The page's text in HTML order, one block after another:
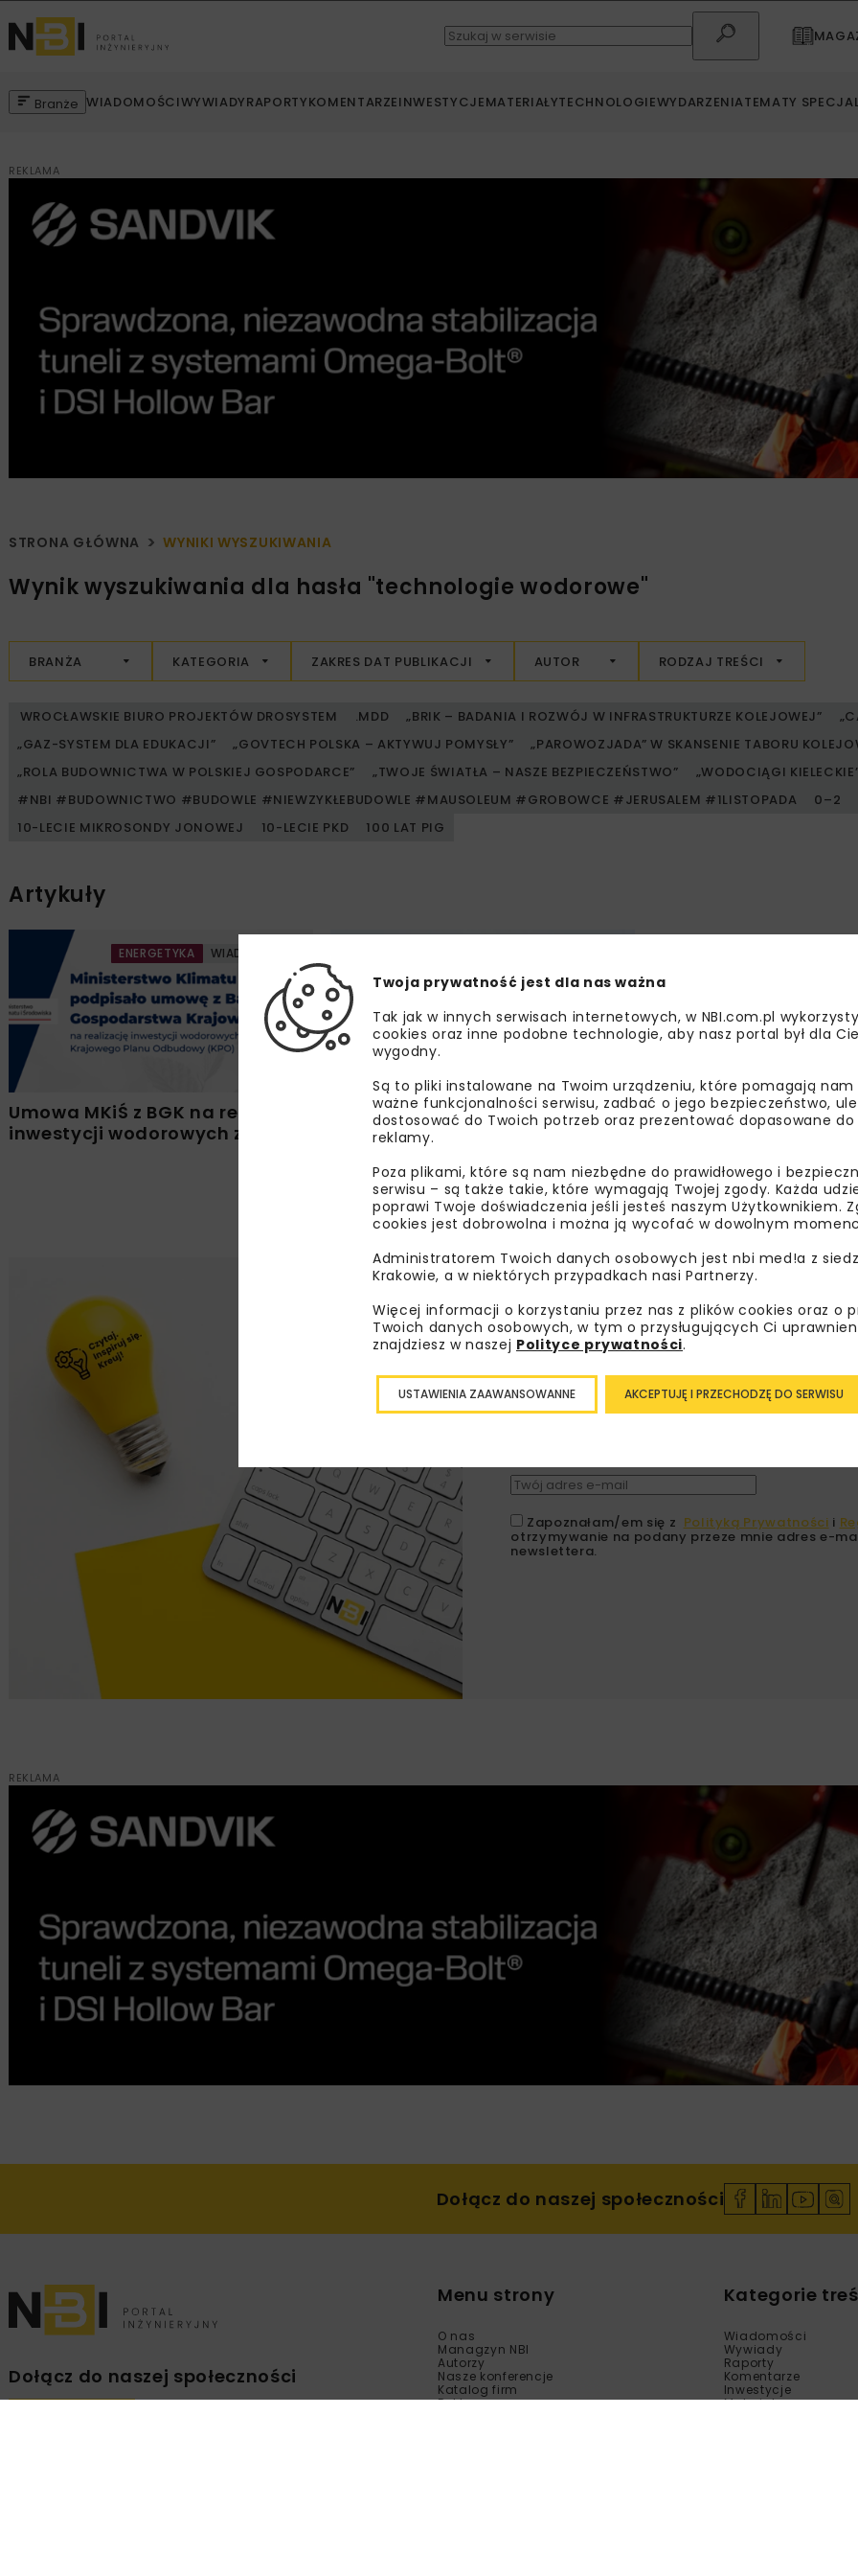
Branże WIADOMOŚCIWYWIADYRAPORTYKOMENTARZEINWESTYCJEMATERIAŁYTECHNOLOGIEWYDARZENIATEMATY
REKLAMA
STRONA GŁÓWNA WYNIKI WYSZUKIWANIA
Wynik wyszukiwania dla hasła "technologie wodorowe"
BRANŻA KATEGORIA ZAKRES DAT PUBLIKACJI AUTOR RODZAJ TREŚCI
WROCŁAWSKIE BIURO PROJEKTÓW DROSYSTEM .MDD „BRIK – BADANIA I ROZWÓJ W INFRASTRUKTURZE KOLEJOWEJ”
„GAZ-SYSTEM DLA EDUKACJI”
„GOVTECH POLSKA – AKTYWUJ POMYSŁY”
„PAROWOZJADA” W SKANSENIE TABORU
„ROLA BUDOWNICTWA W POLSKIEJ GOSPODARCE”
„TWOJE ŚWIATŁA – NASZE BEZPIECZEŃSTWO”
„WODOCIĄGI
#NBI #BUDOWNICTWO #BUDOWLE #NIEWZYKŁEBUDOWLE #MAUSOLEUM #GROBOWCE #JERUSALEM #1LISTOPADA
0–2
10-LECIE MIKROSONDY JONOWEJ
10-LECIE PKD 100 LAT PIG
Artykuły
ENERGETYKA WIADOMOŚCI
Umowa MKiŚ z BGK na realizację
inwestycji wodorowych z KPO
Słaba wiedza Polaków
o wodorze
Lubisz wiedzieć więcej?
Zapisz się do newslettera aby
branżowe, zaproszenia na wydarzenia,
Zapoznałam/em się z Polityką Prywatności i
otrzymywanie na podany przeze mnie adres e-
newslettera.
REKLAMA
Dołącz do naszej społeczności
Dołącz do naszej społeczności
Menu strony
O nas
Managzyn NBI
Autorzy
Nasze konferencje
Katalog firm
Reklama
Kategorie
Wiadomości
Wywiady
Raporty
Komentarze
Inwestycje
Materiały
Twoja prywatność jest dla nas ważna
Tak jak w innych serwisach internetowych, w NBI.com.pl
cookies oraz inne podobne technologie, aby nasz portal był dla
wygodny.
Są to pliki instalowane na Twoim urządzeniu, które pomagają nam
ważne funkcjonalności serwisu, zadbać o jego bezpieczeństwo,
dostosować do Twoich potrzeb oraz prezentować dopasowane
reklamy.
Poza plikami, które są nam niezbędne do prawidłowego i
serwisu – są także takie, które wymagają Twojej zgody. Każda
poprawi Twoje doświadczenia jeśli jesteś naszym Użytkownikiem.
cookies jest dobrowolna i można ją wycofać w dowolnym
Administratorem Twoich danych osobowych jest nbi med!a z
Krakowie, a w niektórych przypadkach nasi Partnerzy.
Więcej informacji o korzystaniu przez nas z plików cookies oraz o
Twoich danych osobowych, w tym o przysługujących Ci
znajdziesz w naszej Polityce prywatności.
AKCEPTUJĘ I PRZECHODZĘ DO SERWISU
USTAWIENIA ZAAWANSOWANNE